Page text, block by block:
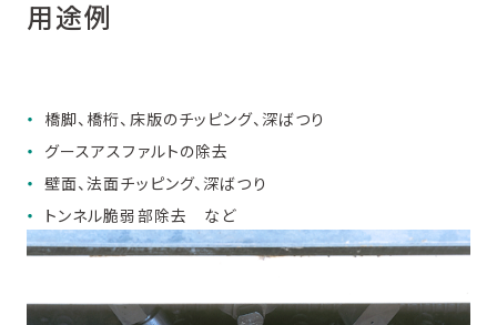
用途例
橋脚、橋桁、床版のチッピング、深ばつり
グースアスファルトの除去
壁面、法面チッピング、深ばつり
トンネル脆弱部除去 など